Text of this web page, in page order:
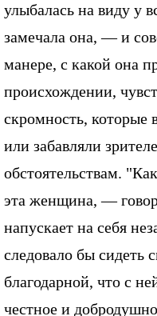
улыбалась на виду у
замечала она, — и
манере, с какой она
происхождении,
скромность, которые
или забавляли
обстоятельствам.
эта женщина, —
напускает на себя
следовало бы сидеть
благодарной, что с
честное и